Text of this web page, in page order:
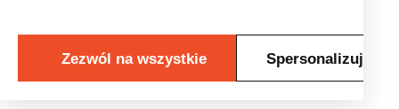
Zezwól na wszystkie Spersonalizuj